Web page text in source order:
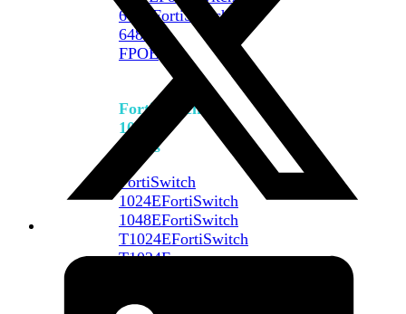
648F FortiSwitch
648F-
FPOE
FortiSwitch
1000
Series
FortiSwitch
1024EFortiSwitch
1048EFortiSwitch
T1024EFortiSwitch
T1024F-